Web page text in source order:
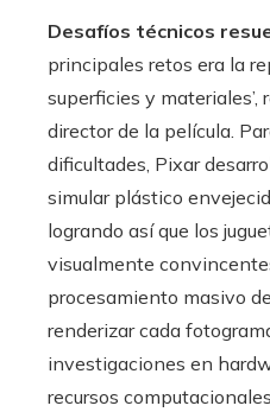
Desafíos técnicos
principales retos era la
superficies y materiales’,
director de la película.
dificultades, Pixar
simular plástico
logrando así que los
visualmente
procesamiento masivo
renderizar cada
investigaciones en
recursos